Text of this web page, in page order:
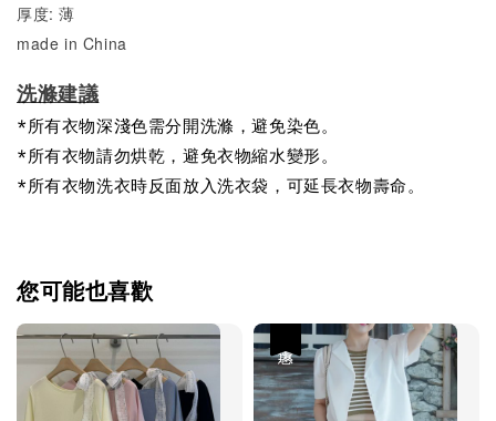
厚度: 薄
made in China
洗滌建議
*所有衣物深淺色需分開洗滌，避免染色。
*所有衣物請勿烘乾，避免衣物縮水變形。
*所有衣物洗衣時反面放入洗衣袋，可延長衣物壽命。
您可能也喜歡